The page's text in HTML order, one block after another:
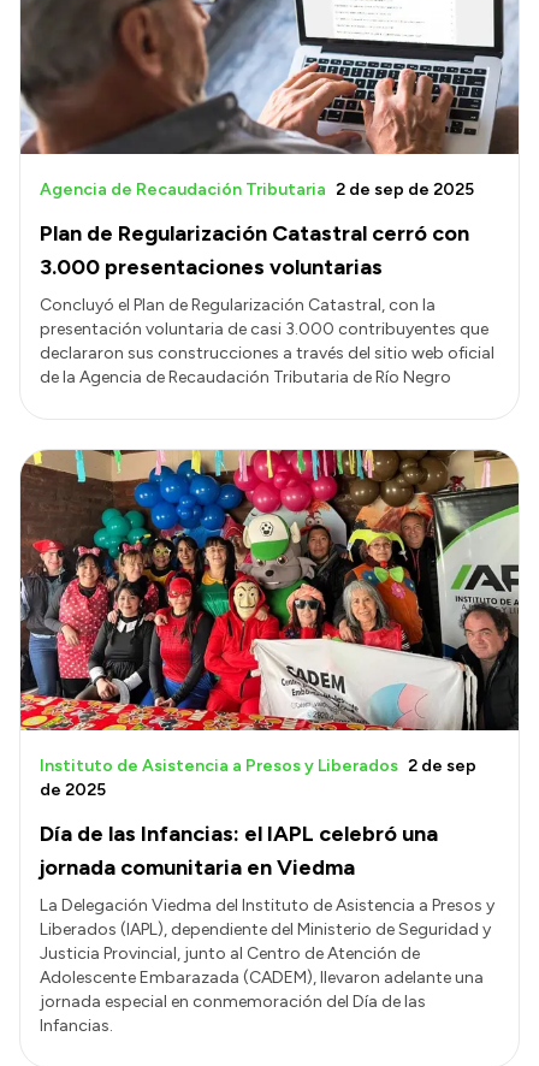
Plan de Regularización Catastral cerró con
3.000 presentaciones voluntarias
Agencia de Recaudación Tributaria 2 de sep de 2025
Concluyó el Plan de Regularización Catastral, con la
presentación voluntaria de casi 3.000 contribuyentes que
declararon sus construcciones a través del sitio web oficial
de la Agencia de Recaudación Tributaria de Río Negro
Día de las Infancias: el IAPL celebró una
jornada comunitaria en Viedma
Instituto de Asistencia a Presos y Liberados 2 de sep
de 2025
La Delegación Viedma del Instituto de Asistencia a Presos y
Liberados (IAPL), dependiente del Ministerio de Seguridad y
Justicia Provincial, junto al Centro de Atención de
Adolescente Embarazada (CADEM), llevaron adelante una
jornada especial en conmemoración del Día de las
Infancias.